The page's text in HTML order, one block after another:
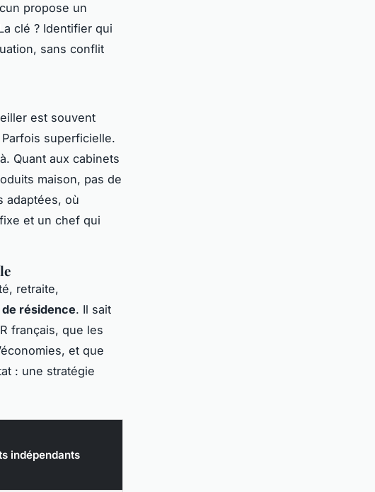
propose un
clé ? Identifier qui
sans conflit
est souvent
superficielle.
Quant aux cabinets
maison, pas de
adaptées, où
et un chef qui
retraite,
résidence. Il sait
français, que les
et que
: une stratégie
indépendants